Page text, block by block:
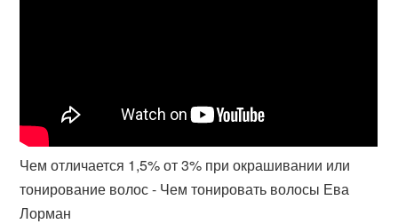
Чем отличается 1,5% от 3% при окрашивании или
тонирование волос - Чем тонировать волосы Ева
Лорман